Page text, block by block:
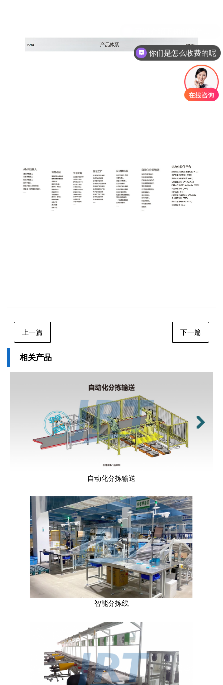
上一篇 下一篇
相关产品
自动化分拣输送
智能分拣线
你们是怎么收费的呢